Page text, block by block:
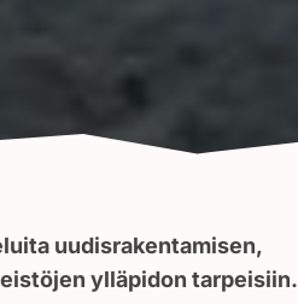
uudisrakentamisen,
ylläpidon tarpeisiin.